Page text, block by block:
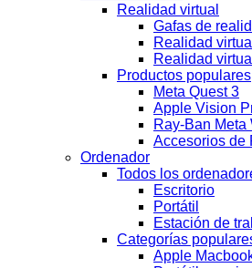
Realidad virtual
Gafas de
Realidad
Realidad
Productos populares
Meta Quest 3
Apple Vision
Ray-Ban Meta
Accesorios de
Ordenador
Todos los
Escritorio
Portátil
Estación de
Categorías
Apple